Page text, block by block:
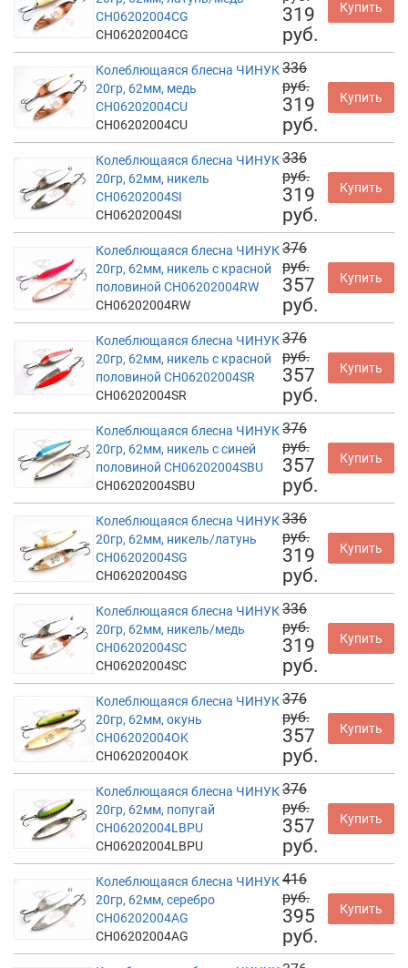
CH06202004CG
CH06202004CG
319
руб.
Купить
Колеблющаяся блесна ЧИНУК
20гр, 62мм, медь
CH06202004CU
CH06202004CU
336
руб.
319
руб.
Купить
Колеблющаяся блесна ЧИНУК
20гр, 62мм, никель
CH06202004SI
CH06202004SI
336
руб.
319
руб.
Купить
Колеблющаяся блесна ЧИНУК
20гр, 62мм, никель с красной
половиной CH06202004RW
CH06202004RW
376
руб.
357
руб.
Купить
Колеблющаяся блесна ЧИНУК
20гр, 62мм, никель с красной
половиной CH06202004SR
CH06202004SR
376
руб.
357
руб.
Купить
Колеблющаяся блесна ЧИНУК
20гр, 62мм, никель с синей
половиной CH06202004SBU
CH06202004SBU
376
руб.
357
руб.
Купить
Колеблющаяся блесна ЧИНУК
20гр, 62мм, никель/латунь
CH06202004SG
CH06202004SG
336
руб.
319
руб.
Купить
Колеблющаяся блесна ЧИНУК
20гр, 62мм, никель/медь
CH06202004SC
CH06202004SC
336
руб.
319
руб.
Купить
Колеблющаяся блесна ЧИНУК
20гр, 62мм, окунь
CH06202004OK
CH06202004OK
376
руб.
357
руб.
Купить
Колеблющаяся блесна ЧИНУК
20гр, 62мм, попугай
CH06202004LBPU
CH06202004LBPU
376
руб.
357
руб.
Купить
Колеблющаяся блесна ЧИНУК
20гр, 62мм, серебро
CH06202004AG
CH06202004AG
416
руб.
395
руб.
Купить